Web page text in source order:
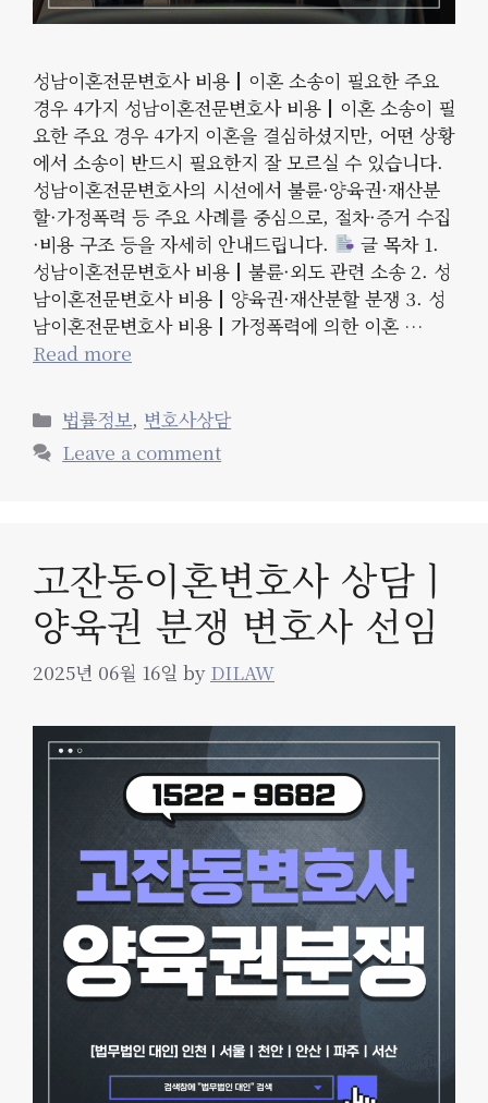
성남이혼전문변호사 비용┃이혼 소송이 필요한 주요
경우 4가지 성남이혼전문변호사 비용┃이혼 소송이 필
요한 주요 경우 4가지 이혼을 결심하셨지만, 어떤 상황
에서 소송이 반드시 필요한지 잘 모르실 수 있습니다.
성남이혼전문변호사의 시선에서 불륜·양육권·재산분
할·가정폭력 등 주요 사례를 중심으로, 절차·증거 수집
·비용 구조 등을 자세히 안내드립니다.
글 목차 1.
성남이혼전문변호사 비용┃불륜·외도 관련 소송 2. 성
남이혼전문변호사 비용┃양육권·재산분할 분쟁 3. 성
남이혼전문변호사 비용┃가정폭력에 의한 이혼 …
Read more
Categories
법률정보, 변호사상담
Leave a comment
고잔동이혼변호사 상담ㅣ
양육권 분쟁 변호사 선임
2025년 06월 16일 by DILAW